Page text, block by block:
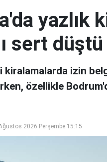
yazlık
sert düştü
kiralamalarda izin
özellikle
2026 Perşembe 15:15